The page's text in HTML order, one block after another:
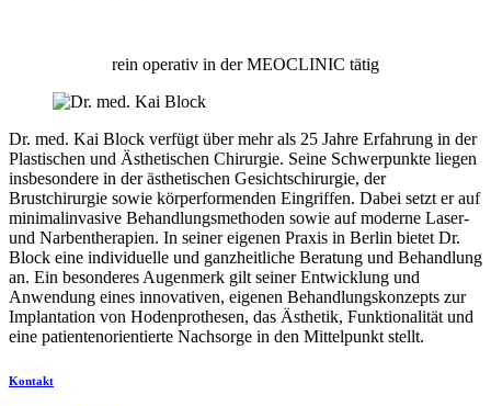
rein operativ in der MEOCLINIC tätig
Dr. med. Kai Block verfügt über mehr als 25 Jahre Erfahrung in der
Plastischen und Ästhetischen Chirurgie. Seine Schwerpunkte liegen
insbesondere in der ästhetischen Gesichtschirurgie, der
Brustchirurgie sowie körperformenden Eingriffen. Dabei setzt er auf
minimalinvasive Behandlungsmethoden sowie auf moderne Laser-
und Narbentherapien. In seiner eigenen Praxis in Berlin bietet Dr.
Block eine individuelle und ganzheitliche Beratung und Behandlung
an. Ein besonderes Augenmerk gilt seiner Entwicklung und
Anwendung eines innovativen, eigenen Behandlungskonzepts zur
Implantation von Hodenprothesen, das Ästhetik, Funktionalität und
eine patientenorientierte Nachsorge in den Mittelpunkt stellt.
Kontakt